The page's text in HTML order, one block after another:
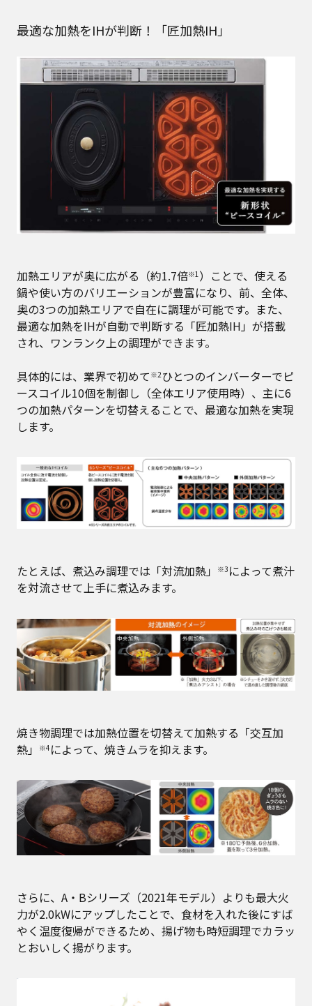
最適な加熱をIHが判断！「匠加熱IH」
加熱エリアが奥に広がる（約1.7倍※1 ）ことで、使える
鍋や使い方のバリエーションが豊富になり、前、全体、
奥の3つの加熱エリアで自在に調理が可能です。また、
最適な加熱をIHが自動で判断する「匠加熱IH」が搭載
され、ワンランク上の調理ができます。
具体的には、業界で初めて ※2 ひとつのインバーターでピ
ースコイル10個を制御し（全体エリア使用時）、主に6
つの加熱パターンを切替えることで、最適な加熱を実現
します。
たとえば、煮込み調理では「対流加熱」 ※3 によって煮汁
を対流させて上手に煮込みます。
焼き物調理では加熱位置を切替えて加熱する「交互加
熱」
※4 によって、焼きムラを抑えます。
さらに、A・Bシリーズ（2021年モデル）よりも最大火
力が2.0kWにアップしたことで、食材を入れた後にすば
やく温度復帰ができるため、揚げ物も時短調理でカラッ
とおいしく揚がります。